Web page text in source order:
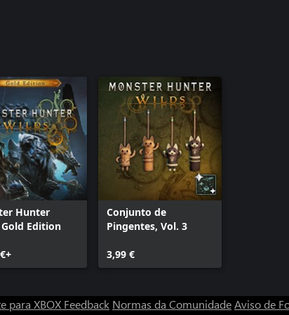
Hunter
Edition
Conjunto de
Pingentes, Vol. 3
3,99 €
para XBOX Feedback Normas da ComunidadeAviso de